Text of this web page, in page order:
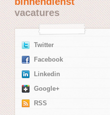
vacatures
Twitter
Facebook
Linkedin
Google+
RSS